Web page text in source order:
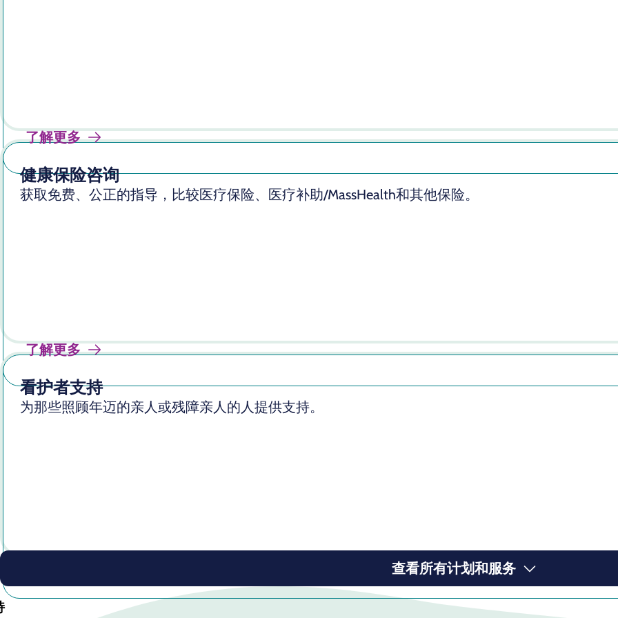
了解更多
健康保险咨询
获取免费、公正的指导，比较医疗保险、医疗补助/MassHealth和其他保险。
了解更多
看护者支持
为那些照顾年迈的亲人或残障亲人的人提供支持。
查看所有计划和服务